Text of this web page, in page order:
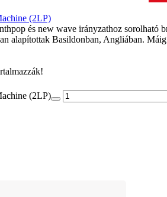
(2LP)
és new wave irányzathoz sorolható
alapítottak Basildonban, Angliában.
(2LP)